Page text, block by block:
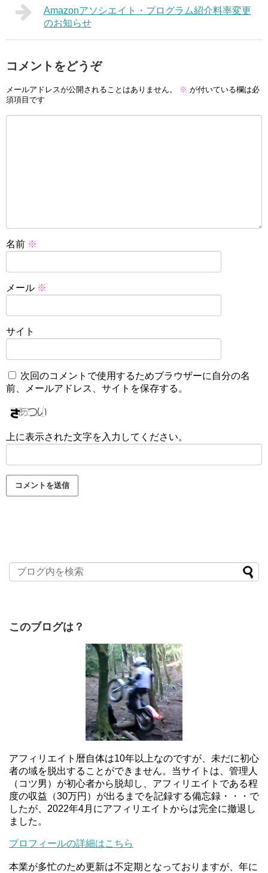
Amazonアソシエイト・プログラム紹介料率変更
のお知らせ
コメントをどうぞ
メールアドレスが公開されることはありません。 ※ が付いている欄は必
須項目です
名前 ※
メール ※
サイト
次回のコメントで使用するためブラウザーに自分の名
前、メールアドレス、サイトを保存する。
上に表示された文字を入力してください。
このブログは？
アフィリエイト暦自体は10年以上なのですが、未だに初心
者の域を脱出することができません。当サイトは、管理人
（コツ男）が初心者から脱却し、アフィリエイトである程
度の収益（30万円）が出るまでを記録する備忘録・・・で
したが、2022年4月にアフィリエイトからは完全に撤退し
ました。
プロフィールの詳細はこちら
本業が多忙のため更新は不定期となっておりますが、年に